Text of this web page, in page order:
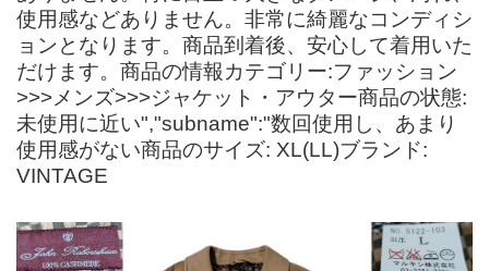
使用感などありません。非常に綺麗なコンディシ
ョンとなります。商品到着後、安心して着用いた
だけます。商品の情報カテゴリー:ファッション
>>>メンズ>>>ジャケット・アウター商品の状態:
未使用に近い","subname":"数回使用し、あまり
使用感がない商品のサイズ: XL(LL)ブランド:
VINTAGE